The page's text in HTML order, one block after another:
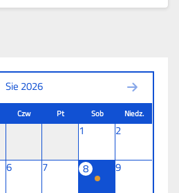
Sie 2026
Czw Pt Sob Niedz.
1
2
6 7 8
9